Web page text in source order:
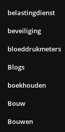
belastingdienst
beveiliging
bloeddrukmeters
Blogs
boekhouden
Bouw
Bouwen